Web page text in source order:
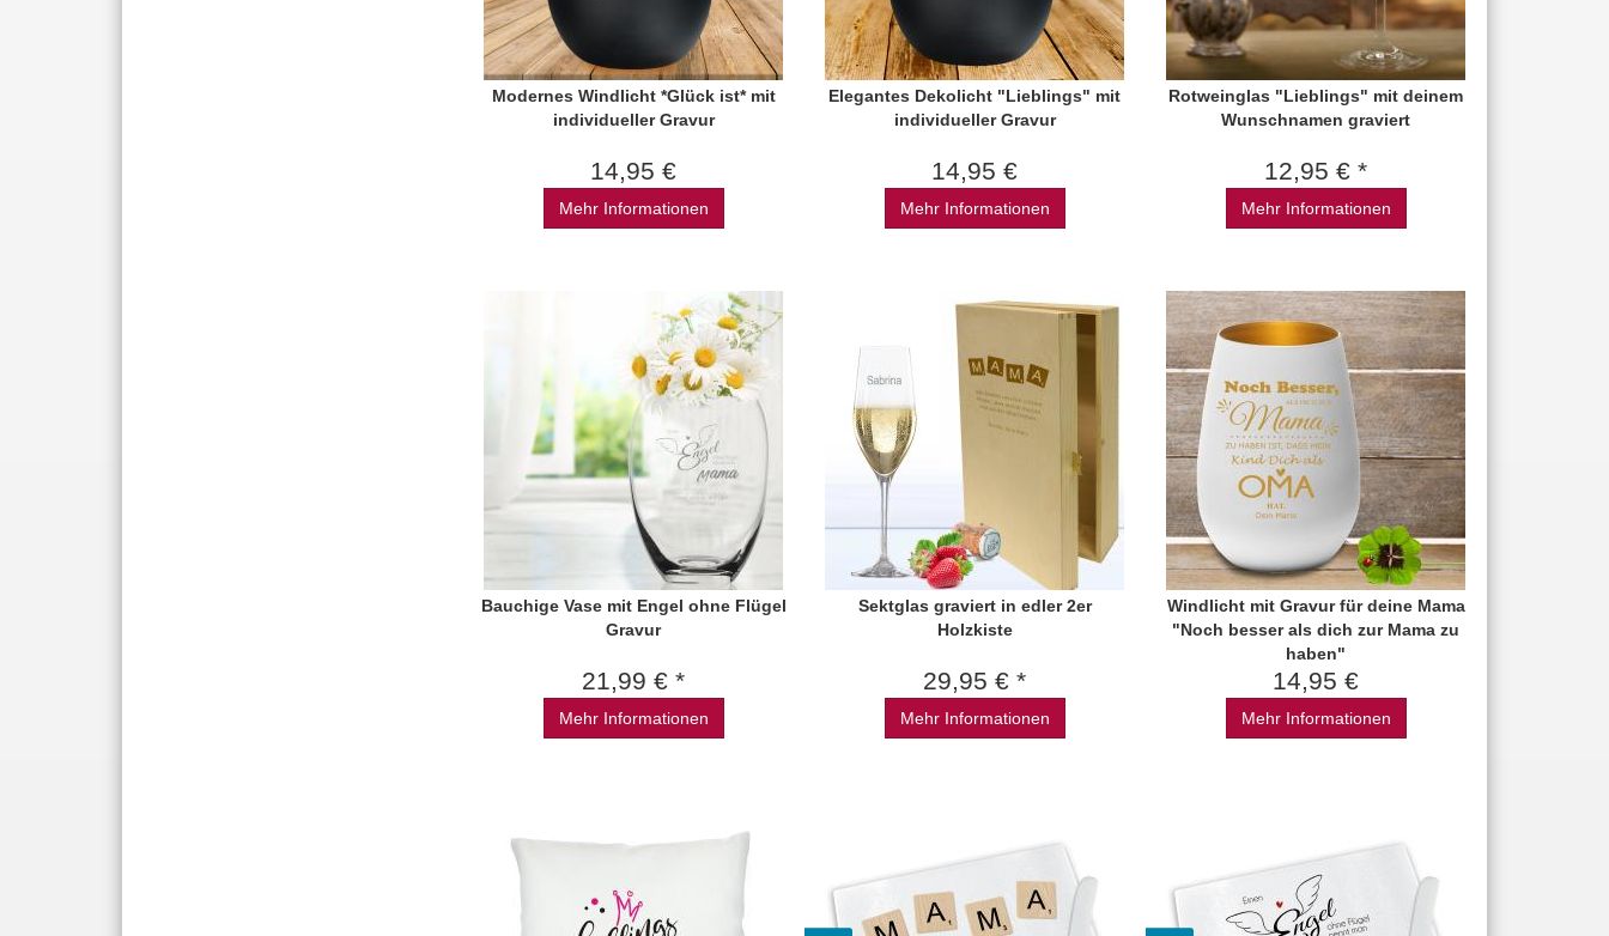
Modernes Windlicht *Glück ist* mit
individueller Gravur
14,95 €
Mehr Informationen
Elegantes Dekolicht "Lieblings" mit
individueller Gravur
14,95 €
Mehr Informationen
Rotweinglas "Lieblings" mit deinem
Wunschnamen graviert
12,95 € *
Mehr Informationen
Bauchige Vase mit Engel ohne Flügel
Gravur
21,99 € *
Mehr Informationen
Sektglas graviert in edler 2er
Holzkiste
29,95 € *
Mehr Informationen
Windlicht mit Gravur für deine Mama
"Noch besser als dich zur Mama zu
haben"
14,95 €
Mehr Informationen